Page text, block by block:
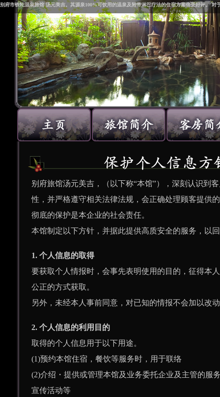
别府市铁轮温泉旅馆 汤元美吉。其源泉100%可饮用的温泉及附带淋巴疗法的住宿方案倍受好评。
别府旅馆汤元美吉，（以下称“本馆”），深刻认识到
性，并严格遵守相关法律法规，会正确处理顾客提供
彻底的保护是本企业的社会责任。
本馆制定以下方针，并据此提供高质安全的服务，以
1. 个人信息的取得
要获取个人情报时，会事先表明使用的目的，征得本
公正的方式获取。
另外，未经本人事前同意，对已知的情报不会加以改
2. 个人信息的利用目的
取得的个人信息用于以下用途。
(1)预约本馆住宿，餐饮等服务时，用于联络
(2)介绍・提供或管理本馆及业务委托企业及主管的服
宣传活动等